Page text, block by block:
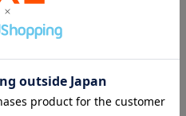
イオン北見店
3COINS+plus イオン北見店
3COINS